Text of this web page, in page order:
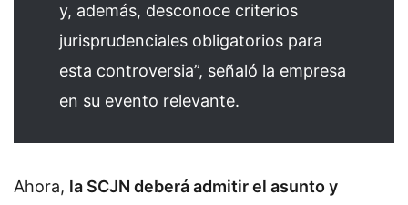
y, además, desconoce criterios
jurisprudenciales obligatorios para
esta controversia”, señaló la empresa
en su evento relevante.
Ahora, la SCJN deberá admitir el asunto y